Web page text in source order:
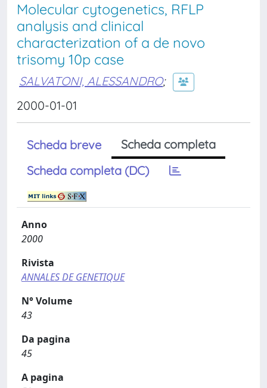
Molecular cytogenetics, RFLP
analysis and clinical
characterization of a de novo
trisomy 10p case
SALVATONI, ALESSANDRO;
2000-01-01
Scheda breve
Scheda completa
Scheda completa (DC)
Anno
2000
Rivista
ANNALES DE GENETIQUE
N° Volume
43
Da pagina
45
A pagina